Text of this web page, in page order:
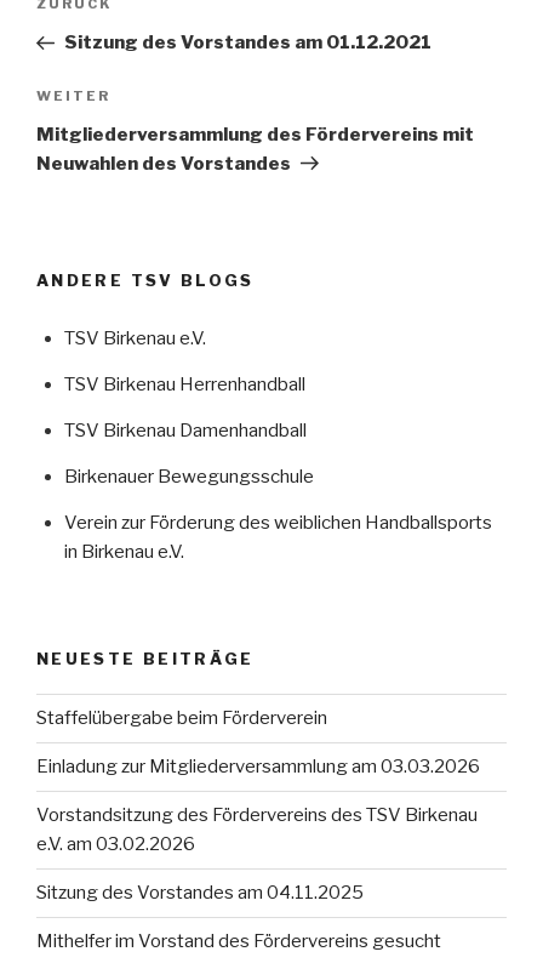
Vorheriger
Beitrag
ZURÜCK
Sitzung des Vorstandes am 01.12.2021
Nächster
Beitrag
WEITER
Mitgliederversammlung des Fördervereins mit
Neuwahlen des Vorstandes
ANDERE TSV BLOGS
TSV Birkenau e.V.
TSV Birkenau Herrenhandball
TSV Birkenau Damenhandball
Birkenauer Bewegungsschule
Verein zur Förderung des weiblichen Handballsports
in Birkenau e.V.
NEUESTE BEITRÄGE
Staffelübergabe beim Förderverein
Einladung zur Mitgliederversammlung am 03.03.2026
Vorstandsitzung des Fördervereins des TSV Birkenau
e.V. am 03.02.2026
Sitzung des Vorstandes am 04.11.2025
Mithelfer im Vorstand des Fördervereins gesucht